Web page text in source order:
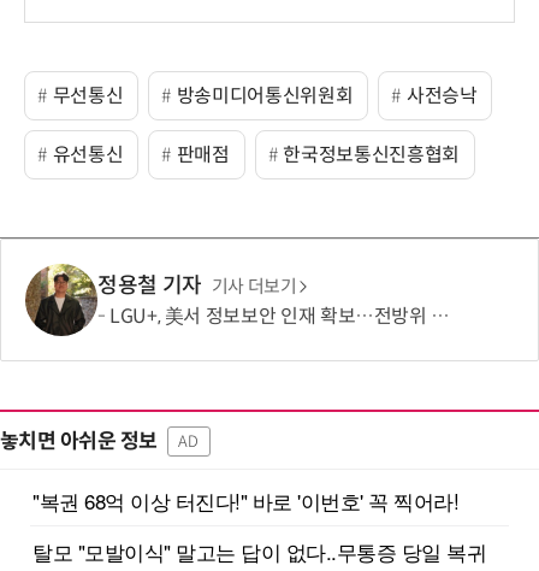
무선통신 방송미디어통신위원회 사전승낙
유선통신 판매점 한국정보통신진흥협회
정용철 기자 기사 더보기
LGU+, 美서 정보보안 인재 확보…전방위 역량 강화 총력
놓치면 아쉬운 정보 AD